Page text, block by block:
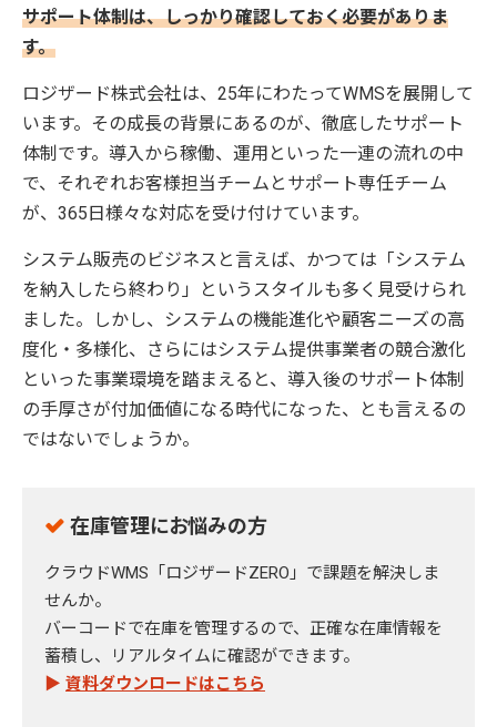
サポート体制は、しっかり確認しておく必要がありま
す。
ロジザード株式会社は、25年にわたってWMSを展開して
います。その成長の背景にあるのが、徹底したサポート
体制です。導入から稼働、運用といった一連の流れの中
で、それぞれお客様担当チームとサポート専任チーム
が、365日様々な対応を受け付けています。
システム販売のビジネスと言えば、かつては「システム
を納入したら終わり」というスタイルも多く見受けられ
ました。しかし、システムの機能進化や顧客ニーズの高
度化・多様化、さらにはシステム提供事業者の競合激化
といった事業環境を踏まえると、導入後のサポート体制
の手厚さが付加価値になる時代になった、とも言えるの
ではないでしょうか。
在庫管理にお悩みの方
クラウドWMS「ロジザードZERO」で課題を解決しま
せんか。
バーコードで在庫を管理するので、正確な在庫情報を
蓄積し、リアルタイムに確認ができます。
▶ 資料ダウンロードはこちら